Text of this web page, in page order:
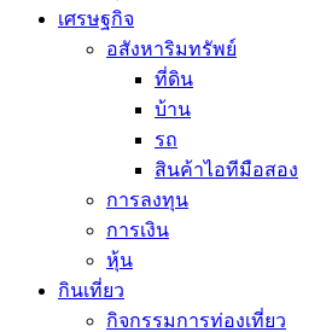
เศรษฐกิจ
อสังหาริมทรัพย์
ที่ดิน
บ้าน
รถ
สินค้าไอทีมือสอง
การลงทุน
การเงิน
หุ้น
กินเที่ยว
กิจกรรมการท่องเที่ยว